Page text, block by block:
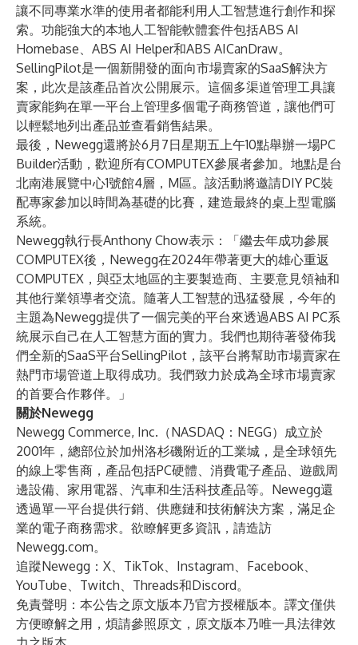
讓不同專業水準的使用者都能利用人工智慧進行創作和探
索。功能強大的本地人工智能軟體套件包括ABS AI
Homebase、ABS AI Helper和ABS AICanDraw。
SellingPilot是一個新開發的面向市場賣家的SaaS解決方
案，此次是該產品首次公開展示。這個多渠道管理工具讓
賣家能夠在單一平台上管理多個電子商務管道，讓他們可
以輕鬆地列出產品並查看銷售結果。
最後，Newegg還將於6月7日星期五上午10點舉辦一場PC
Builder活動，歡迎所有COMPUTEX參展者參加。地點是台
北南港展覽中心1號館4層，M區。該活動將邀請DIY PC裝
配專家參加以時間為基礎的比賽，建造最終的桌上型電腦
系統。
Newegg執行長Anthony Chow表示：「繼去年成功參展
COMPUTEX後，Newegg在2024年帶著更大的雄心重返
COMPUTEX，與亞太地區的主要製造商、主要意見領袖和
其他行業領導者交流。隨著人工智慧的迅猛發展，今年的
主題為Newegg提供了一個完美的平台來透過ABS AI PC系
統展示自己在人工智慧方面的實力。我們也期待著發佈我
們全新的SaaS平台SellingPilot，該平台將幫助市場賣家在
熱門市場管道上取得成功。我們致力於成為全球市場賣家
的首要合作夥伴。」
關於Newegg
Newegg Commerce, Inc.（NASDAQ： NEGG）成立於
2001年，總部位於加州洛杉磯附近的工業城，是全球領先
的線上零售商，產品包括PC硬體、消費電子產品、遊戲周
邊設備、家用電器、汽車和生活科技產品等。Newegg還
透過單一平台提供行銷、供應鏈和技術解決方案，滿足企
業的電子商務需求。欲瞭解更多資訊，請造訪
Newegg.com。
追蹤Newegg： X、 TikTok、 Instagram、 Facebook、
YouTube、 Twitch、 Threads和Discord。
免責聲明：本公告之原文版本乃官方授權版本。譯文僅供
方便瞭解之用，煩請參照原文，原文版本乃唯一具法律效